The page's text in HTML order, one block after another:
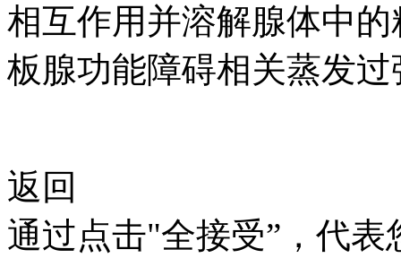
相互作用并溶解腺体中
板腺功能障碍相关蒸发
返回
通过点击"全接受”，代